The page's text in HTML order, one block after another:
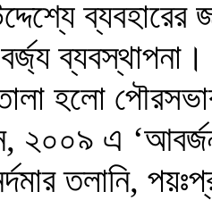
হলো
এ ‘আবর্জনা’
তলানি,